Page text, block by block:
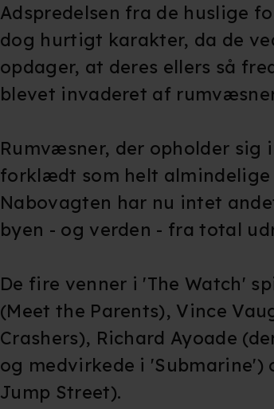
Adspredelsen fra de huslige
dog hurtigt karakter, da de
opdager, at deres ellers så
blevet invaderet af
Rumvæsner, der opholder sig
forklædt som helt almindelige
Nabovagten har nu intet
byen - og verden - fra total
De fire venner i 'The Watch'
(Meet the Parents), Vince
Crashers), Richard Ayoade
og medvirkede i 'Submarine')
Jump Street).